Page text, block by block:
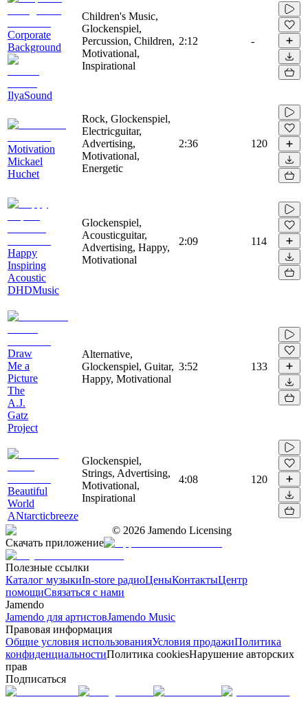
Corporate
Background
IlyaSound
Children's Music,
Glockenspiel,
Percussion, Children,
Motivational,
Inspirational
2:12 -
Motivation
Mickael
Huchet
Rock, Glockenspiel,
Electricguitar,
Advertising,
Motivational,
Energetic
2:36 120
Happy
Inspiring
Acoustic
DHDMusic
Glockenspiel,
Acousticguitar,
Advertising, Happy,
Motivational
2:09 114
Draw
Me a
Picture
The
A.J.
Gatz
Project
Alternative,
Glockenspiel, Guitar,
Happy, Motivational
3:52 133
Beautiful
World
ANtarcticbreeze
Glockenspiel,
Strings, Advertising,
Motivational,
Inspirational
4:08 120
© 2026 Jamendo Licensing
Скачать приложение
Полезные ссылки
Каталог музыкиIn-store радиоЦеныКонтактыЦентр
помощиСвязаться с нами
Jamendo
Jamendo для артистовJamendo Music
Правовая информация
Общие условия использованияУсловия продажиПолитика
конфиденциальностиПолитика cookiesНарушение авторских
прав
Подписаться